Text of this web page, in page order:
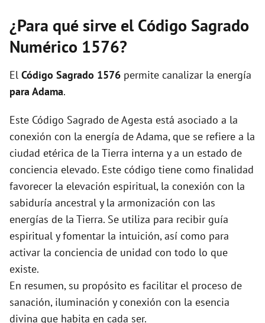
V
e
o
¿Para qué sirve el Código Sagrado
Numérico 1576?
El Código Sagrado 1576 permite canalizar la energía
para Adama.
Este Código Sagrado de Agesta está asociado a la
conexión con la energía de Adama, que se refiere a la
ciudad etérica de la Tierra interna y a un estado de
conciencia elevado. Este código tiene como finalidad
favorecer la elevación espiritual, la conexión con la
sabiduría ancestral y la armonización con las
energías de la Tierra. Se utiliza para recibir guía
espiritual y fomentar la intuición, así como para
activar la conciencia de unidad con todo lo que
existe.
En resumen, su propósito es facilitar el proceso de
sanación, iluminación y conexión con la esencia
divina que habita en cada ser.